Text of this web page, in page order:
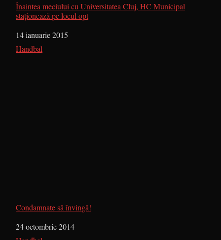
Înaintea meciului cu Universitatea Cluj, HC Municipal
staţionează pe locul opt
Dată
14 ianuarie 2015
În legătură cu
Handbal
Condamnate să învingă!
Dată
24 octombrie 2014